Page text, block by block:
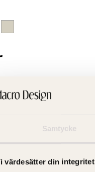
Samtycke
värdesätter din integritet